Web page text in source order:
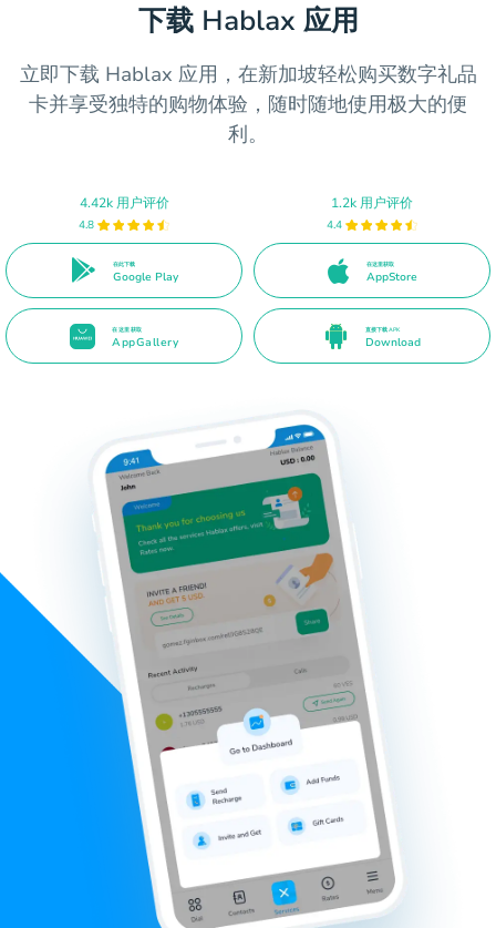
下载 Hablax 应用
立即下载 Hablax 应用，在新加坡轻松购买数字礼品
卡并享受独特的购物体验，随时随地使用极大的便
利。
4.42k 用户评价
4.8
在此下载
Google Play
1.2k 用户评价
4.4
在这里获取
AppStore
在这里获取
AppGallery
直接下载 APK
Download